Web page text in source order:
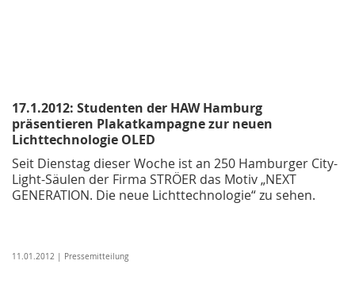
17.1.2012: Studenten der HAW Hamburg
präsentieren Plakatkampagne zur neuen
Lichttechnologie OLED
Seit Dienstag dieser Woche ist an 250 Hamburger City-
Light-Säulen der Firma STRÖER das Motiv „NEXT
GENERATION. Die neue Lichttechnologie“ zu sehen.
11.01.2012 | Pressemitteilung